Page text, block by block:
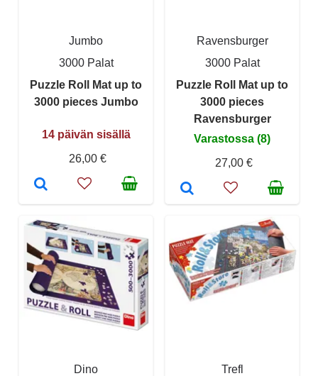
Jumbo
3000 Palat
Puzzle Roll Mat up to
3000 pieces Jumbo
14 päivän sisällä
26,00 €
Ravensburger
3000 Palat
Puzzle Roll Mat up to
3000 pieces
Ravensburger
Varastossa (8)
27,00 €
Dino
Trefl